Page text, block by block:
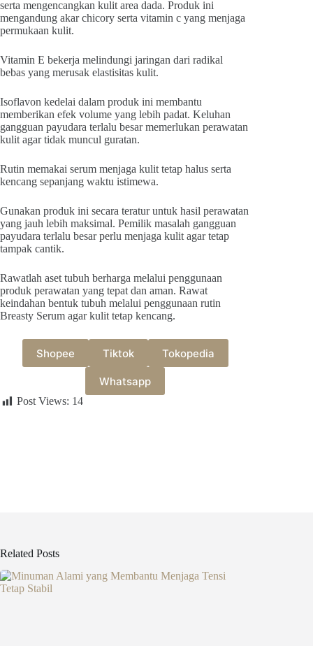
serta mengencangkan kulit area dada. Produk ini
mengandung akar chicory serta vitamin c yang menjaga
permukaan kulit.
Vitamin E bekerja melindungi jaringan dari radikal
bebas yang merusak elastisitas kulit.
Isoflavon kedelai dalam produk ini membantu
memberikan efek volume yang lebih padat. Keluhan
gangguan payudara terlalu besar memerlukan perawatan
kulit agar tidak muncul guratan.
Rutin memakai serum menjaga kulit tetap halus serta
kencang sepanjang waktu istimewa.
Gunakan produk ini secara teratur untuk hasil perawatan
yang jauh lebih maksimal. Pemilik masalah gangguan
payudara terlalu besar perlu menjaga kulit agar tetap
tampak cantik.
Rawatlah aset tubuh berharga melalui penggunaan
produk perawatan yang tepat dan aman. Rawat
keindahan bentuk tubuh melalui penggunaan rutin
Breasty Serum agar kulit tetap kencang.
Shopee Tiktok Tokopedia
Whatsapp
Post Views: 14
Related Posts